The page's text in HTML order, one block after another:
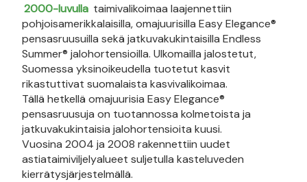
2000-luvulla taimivalikoimaa laajennettiin
pohjoisamerikkalaisilla, omajuurisilla Easy Elegance®
pensasruusuilla sekä jatkuvakukintaisilla Endless
Summer® jalohortensioilla. Ulkomailla jalostetut,
Suomessa yksinoikeudella tuotetut kasvit
rikastuttivat suomalaista kasvivalikoimaa.
Tällä hetkellä omajuurisia Easy Elegance®
pensasruusuja on tuotannossa kolmetoista ja
jatkuvakukintaisia jalohortensioita kuusi.
Vuosina 2004 ja 2008 rakennettiin uudet
astiataimiviljelyalueet suljetulla kasteluveden
kierrätysjärjestelmällä.